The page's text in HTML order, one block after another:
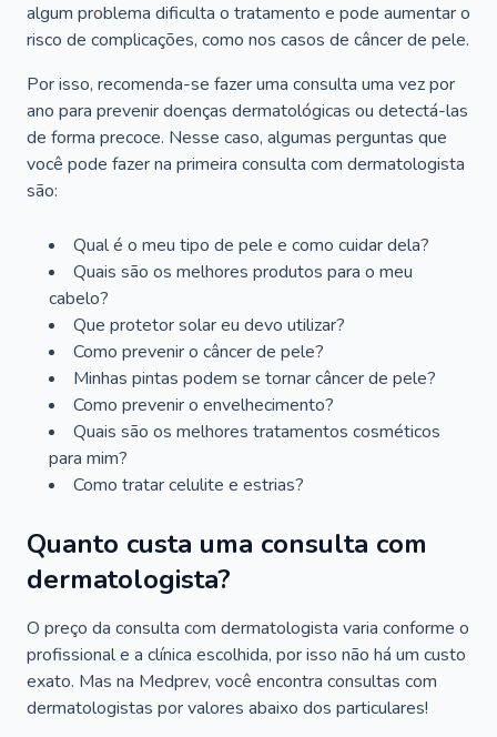
algum problema dificulta o tratamento e pode aumentar o
risco de complicações, como nos casos de câncer de pele.
Por isso, recomenda-se fazer uma consulta uma vez por
ano para prevenir doenças dermatológicas ou detectá-las
de forma precoce. Nesse caso, algumas perguntas que
você pode fazer na primeira consulta com dermatologista
são:
Qual é o meu tipo de pele e como cuidar dela?
Quais são os melhores produtos para o meu
cabelo?
Que protetor solar eu devo utilizar?
Como prevenir o câncer de pele?
Minhas pintas podem se tornar câncer de pele?
Como prevenir o envelhecimento?
Quais são os melhores tratamentos cosméticos
para mim?
Como tratar celulite e estrias?
Quanto custa uma consulta com
dermatologista?
O preço da consulta com dermatologista varia conforme o
profissional e a clínica escolhida, por isso não há um custo
exato. Mas na Medprev, você encontra consultas com
dermatologistas por valores abaixo dos particulares!